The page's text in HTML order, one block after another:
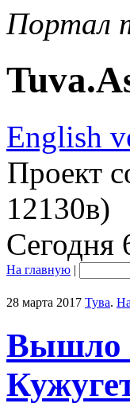
Портал
English
Проект
12130в)
Сегодня
На главную |
28 марта 2017 Тува.
Вышло